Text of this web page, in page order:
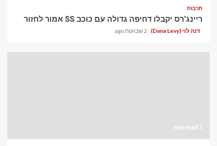
תרבות
ריינג'רס יקבלו דחיפה גדולה עם כוכב SS אמור לחזור
דנה לוי (Dana Levy) 2 שבועות ago
1 min read